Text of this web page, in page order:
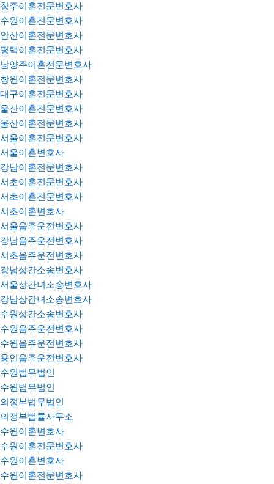
청주이혼전문변호사
수원이혼전문변호사
안산이혼전문변호사
평택이혼전문변호사
남양주이혼전문변호사
창원이혼전문변호사
대구이혼전문변호사
울산이혼전문변호사
울산이혼전문변호사
서울이혼전문변호사
서울이혼변호사
강남이혼전문변호사
서초이혼전문변호사
서초이혼전문변호사
서초이혼변호사
서울음주운전변호사
강남음주운전변호사
서초음주운전변호사
강남상간소송변호사
서울상간녀소송변호사
강남상간녀소송변호사
수원상간소송변호사
수원음주운전변호사
수원음주운전변호사
용인음주운전변호사
수원법무법인
수원법무법인
의정부법무법인
의정부법률사무소
수원이혼변호사
수원이혼전문변호사
수원이혼변호사
수원이혼전문변호사